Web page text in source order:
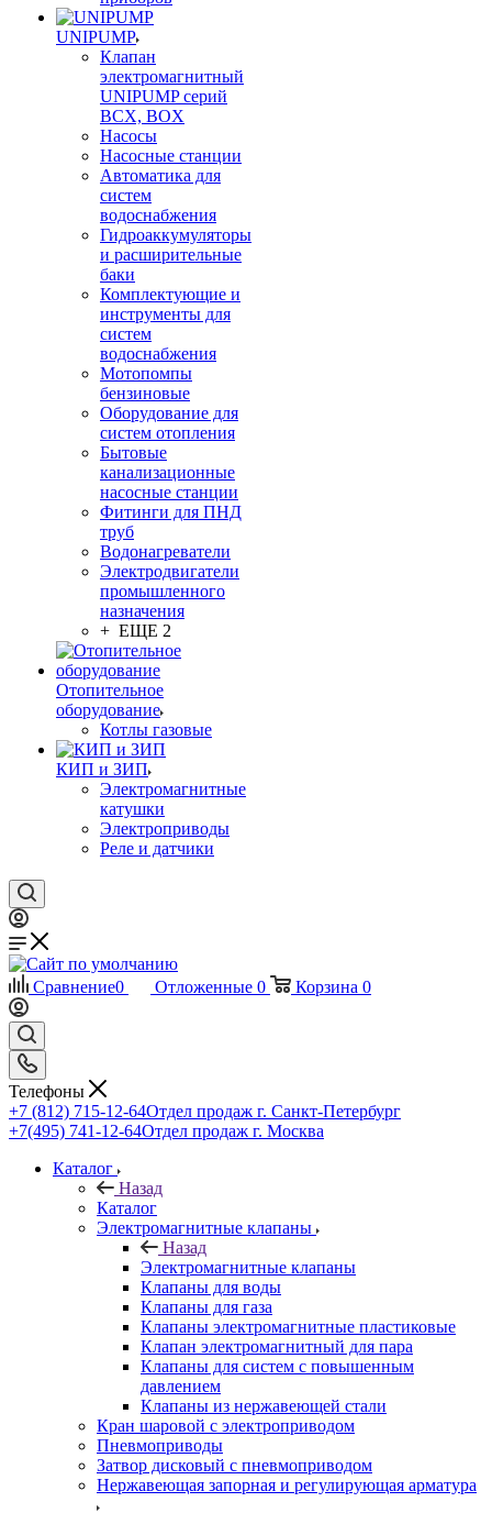
UNIPUMP
Клапан
электромагнитный
UNIPUMP серий
BCX, BOX
Насосы
Насосные станции
Автоматика для
систем
водоснабжения
Гидроаккумуляторы
и расширительные
баки
Комплектующие и
инструменты для
систем
водоснабжения
Мотопомпы
бензиновые
Оборудование для
систем отопления
Бытовые
канализационные
насосные станции
Фитинги для ПНД
труб
Водонагреватели
Электродвигатели
промышленного
назначения
+ ЕЩЕ 2
Отопительное
оборудование
Котлы газовые
КИП и ЗИП
Электромагнитные
катушки
Электроприводы
Реле и датчики
Сравнение0 Отложенные 0 Корзина 0
Телефоны
+7 (812) 715-12-64Отдел продаж г. Санкт-Петербург
+7(495) 741-12-64Отдел продаж г. Москва
Каталог
Назад
Каталог
Электромагнитные клапаны
Назад
Электромагнитные клапаны
Клапаны для воды
Клапаны для газа
Клапаны электромагнитные пластиковые
Клапан электромагнитный для пара
Клапаны для систем с повышенным
давлением
Клапаны из нержавеющей стали
Кран шаровой с электроприводом
Пневмоприводы
Затвор дисковый с пневмоприводом
Нержавеющая запорная и регулирующая арматура